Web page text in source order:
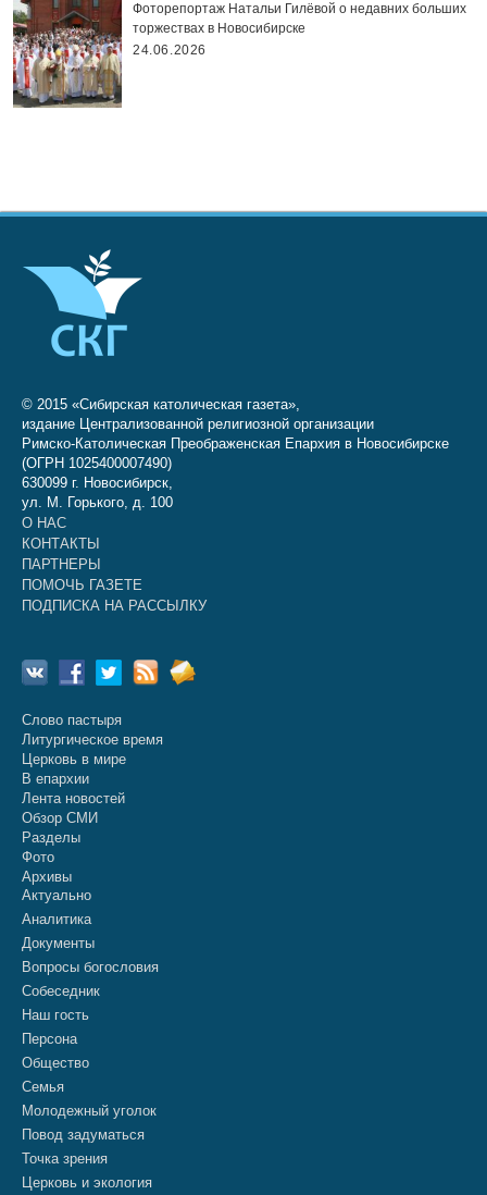
Фоторепортаж Натальи Гилёвой о недавних больших
торжествах в Новосибирске
24.06.2026
© 2015 «Сибирская католическая газета»,
издание Централизованной религиозной организации
Римско-Католическая Преображенская Епархия в Новосибирске
(ОГРН 1025400007490)
630099 г. Новосибирск,
ул. М. Горького, д. 100
О НАС
КОНТАКТЫ
ПАРТНЕРЫ
ПОМОЧЬ ГАЗЕТЕ
ПОДПИСКА НА РАССЫЛКУ
Слово пастыря
Литургическое время
Церковь в мире
В епархии
Лента новостей
Обзор СМИ
Разделы
Фото
Архивы
Актуально
Аналитика
Документы
Вопросы богословия
Собеседник
Наш гость
Персона
Общество
Семья
Молодежный уголок
Повод задуматься
Точка зрения
Церковь и экология